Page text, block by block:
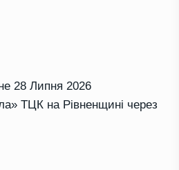
28 Липня 2026
ТЦК на Рівненщині через